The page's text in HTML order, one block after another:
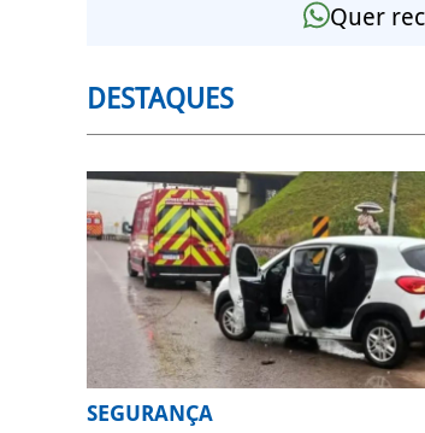
Quer
DESTAQUES
SEGURANÇA